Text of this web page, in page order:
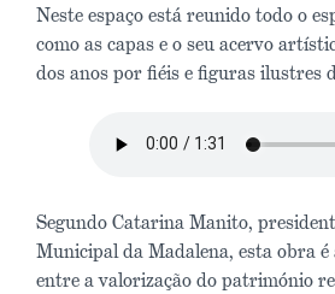
Neste espaço está reunido todo o
como as capas e o seu acervo
dos anos por fiéis e figuras ilustres
Segundo Catarina Manito,
Municipal da Madalena, esta obra
entre a valorização do património